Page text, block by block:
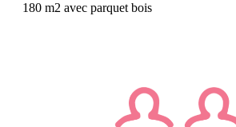
180 m2 avec parquet bois